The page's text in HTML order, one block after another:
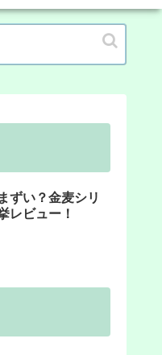
ずい？金麦シリ
レビュー！